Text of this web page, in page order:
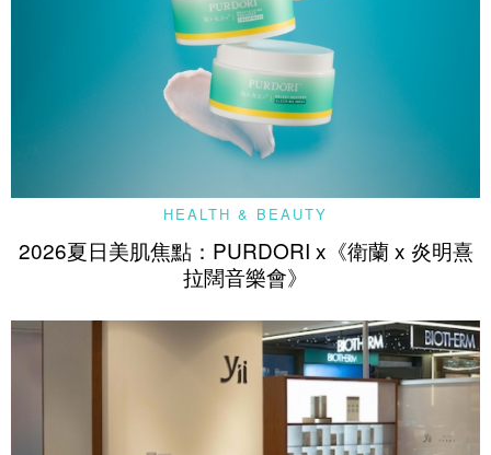
HEALTH & BEAUTY
2026夏日美肌焦點：PURDORI x《衛蘭 x 炎明熹
拉闊音樂會》